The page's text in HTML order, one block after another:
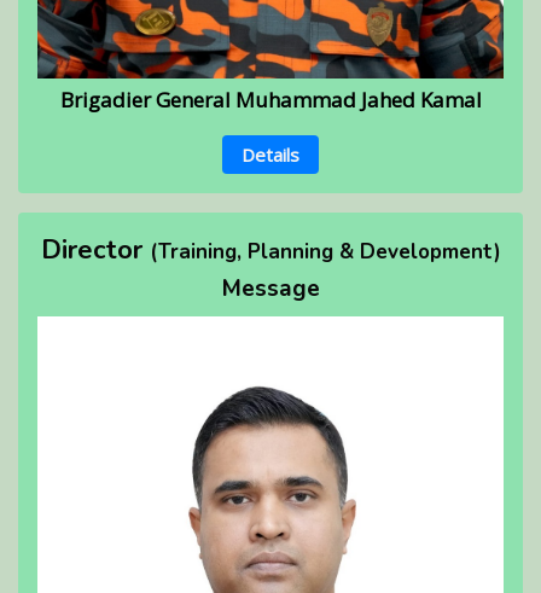
Brigadier General Muhammad Jahed Kamal
Details
Director (Training, Planning & Development)
Message